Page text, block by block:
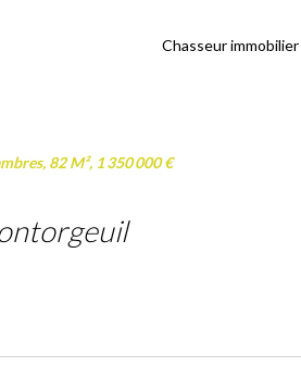
Chasseur immobilier
82 M², 1 350 000 €